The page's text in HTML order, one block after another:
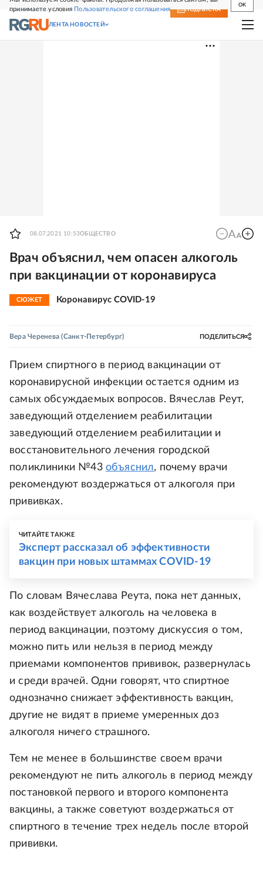
принимаете условия Пользовательского соглашения
OK
СВЕЖИЙ НОМЕР ПОДПИСКА
ЛЕНТА НОВОСТЕЙ
08.07.2021 10:53ОБЩЕСТВО
Врач объяснил, чем опасен алкоголь
при вакцинации от коронавируса
СЮЖЕТ Коронавирус COVID-19
Вера Черенева (Санкт-Петербург) ПОДЕЛИТЬСЯ
Прием спиртного в период вакцинации от
коронавирусной инфекции остается одним из
самых обсуждаемых вопросов. Вячеслав Реут,
заведующий отделением реабилитации
заведующий отделением реабилитации и
восстановительного лечения городской
поликлиники №43 объяснил, почему врачи
рекомендуют воздержаться от алкоголя при
прививках.
ЧИТАЙТЕ ТАКЖЕ
Эксперт рассказал об эффективности
вакцин при новых штаммах COVID-19
По словам Вячеслава Реута, пока нет данных,
как воздействует алкоголь на человека в
период вакцинации, поэтому дискуссия о том,
можно пить или нельзя в период между
приемами компонентов прививок, развернулась
и среди врачей. Одни говорят, что спиртное
однозначно снижает эффективность вакцин,
другие не видят в приеме умеренных доз
алкоголя ничего страшного.
Тем не менее в большинстве своем врачи
рекомендуют не пить алкоголь в период между
постановкой первого и второго компонента
вакцины, а также советуют воздержаться от
спиртного в течение трех недель после второй
прививки.